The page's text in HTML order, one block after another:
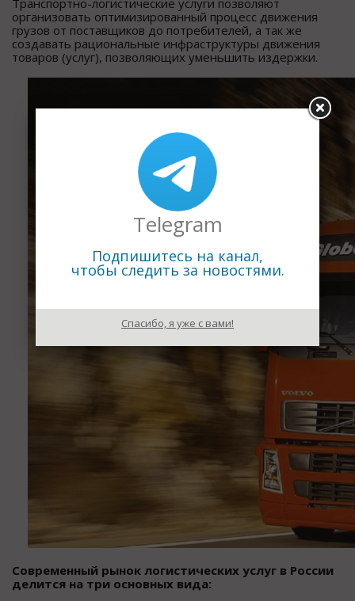
организовать оптимизированный процесс движения
грузов от поставщиков до потребителей, а так же
создавать рациональные инфраструктуры движения
товаров (услуг), позволяющих уменьшить издержки.
Современный рынок логистических услуг в России
делится на три основных вида:
Telegram
Подпишитесь на канал,
чтобы следить за новостями.
Спасибо, я уже с вами!